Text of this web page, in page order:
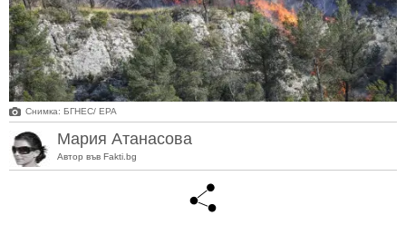
Снимка: БГНЕС/ EPA
Мария Атанасова
Автор във Fakti.bg